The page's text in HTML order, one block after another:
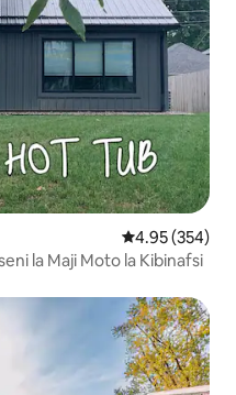
Ukadiriaji wa
4.95 (354)
la Maji Moto la Kibinafsi